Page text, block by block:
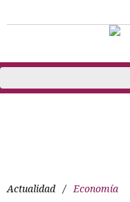
Actualidad / Economía